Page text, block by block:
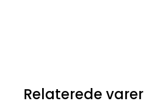
Relaterede varer